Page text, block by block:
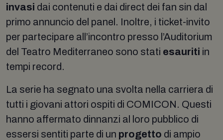
invasi dai contenuti e dai direct dei fan sin dal
primo annuncio del panel. Inoltre, i ticket-invito
per partecipare all’incontro presso l’Auditorium
del Teatro Mediterraneo sono stati esauriti in
tempi record.
La serie ha segnato una svolta nella carriera di
tutti i giovani attori ospiti di COMICON. Questi
hanno affermato dinnanzi al loro pubblico di
essersi sentiti parte di un progetto di ampio